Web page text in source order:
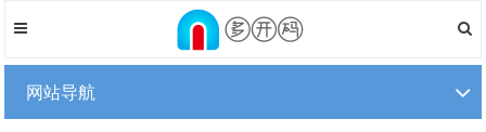
网站导航